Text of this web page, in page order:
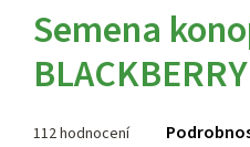
Semena
112 hodnocení